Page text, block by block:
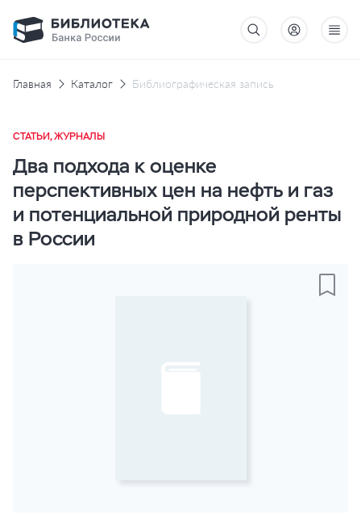
Главная Каталог Библиографическая запись
СТАТЬИ, ЖУРНАЛЫ
Два подхода к оценке
перспективных цен на нефть и газ
и потенциальной природной ренты
в России